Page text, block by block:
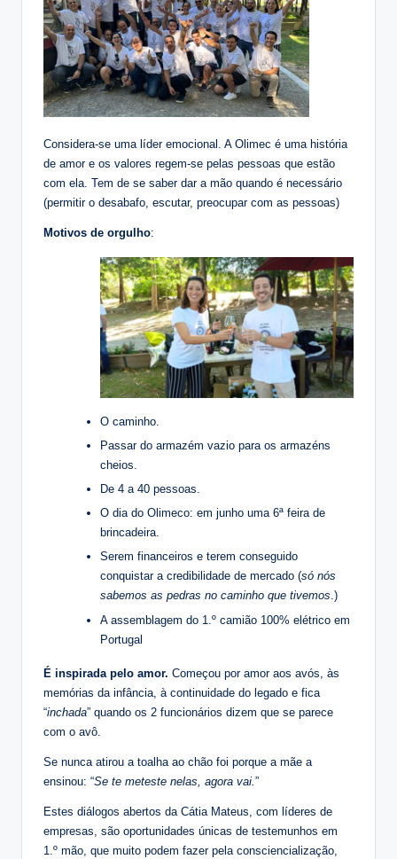
Considera-se uma líder emocional. A Olimec é uma história
de amor e os valores regem-se pelas pessoas que estão
com ela. Tem de se saber dar a mão quando é necessário
(permitir o desabafo, escutar, preocupar com as pessoas)
Motivos de orgulho:
O caminho.
Passar do armazém vazio para os armazéns
cheios.
De 4 a 40 pessoas.
O dia do Olimeco: em junho uma 6ª feira de
brincadeira.
Serem financeiros e terem conseguido
conquistar a credibilidade de mercado (só nós
sabemos as pedras no caminho que tivemos.)
A assemblagem do 1.º camião 100% elétrico em
Portugal
É inspirada pelo amor. Começou por amor aos avós, às
memórias da infância, à continuidade do legado e fica
“inchada” quando os 2 funcionários dizem que se parece
com o avô.
Se nunca atirou a toalha ao chão foi porque a mãe a
ensinou: “Se te meteste nelas, agora vai. ”
Estes diálogos abertos da Cátia Mateus, com líderes de
empresas, são oportunidades únicas de testemunhos em
1.º mão, que muito podem fazer pela consciencialização,